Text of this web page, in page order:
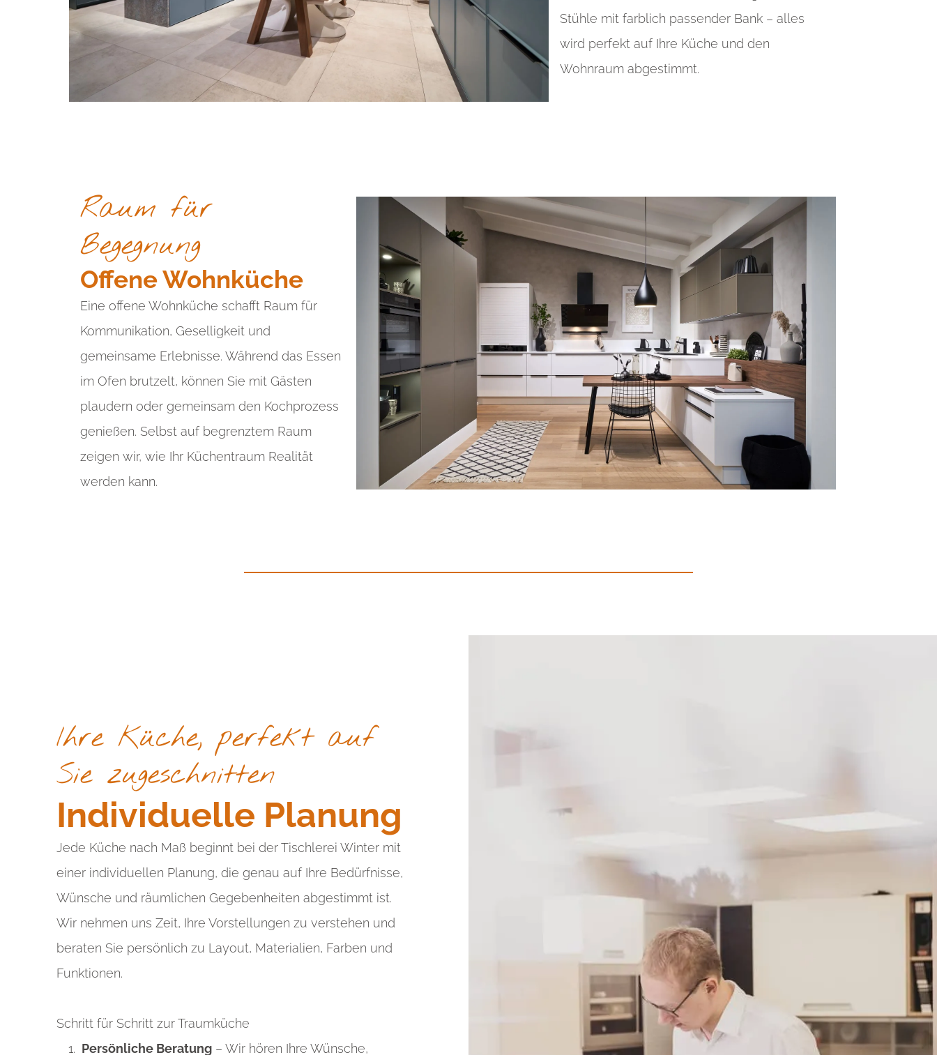
Stühle mit farblich passender Bank – alles
wird perfekt auf Ihre Küche und den
Wohnraum abgestimmt.
Raum für
Begegnung
Offene Wohnküche
Eine offene Wohnküche schafft Raum für
Kommunikation, Geselligkeit und
gemeinsame Erlebnisse. Während das Essen
im Ofen brutzelt, können Sie mit Gästen
plaudern oder gemeinsam den Kochprozess
genießen. Selbst auf begrenztem Raum
zeigen wir, wie Ihr Küchentraum Realität
werden kann.
Ihre Küche, perfekt auf
Sie zugeschnitten
Individuelle Planung
Jede Küche nach Maß beginnt bei der Tischlerei Winter mit
einer individuellen Planung, die genau auf Ihre Bedürfnisse,
Wünsche und räumlichen Gegebenheiten abgestimmt ist.
Wir nehmen uns Zeit, Ihre Vorstellungen zu verstehen und
beraten Sie persönlich zu Layout, Materialien, Farben und
Funktionen.
Schritt für Schritt zur Traumküche
Persönliche Beratung – Wir hören Ihre Wünsche,
Add a link
Add a link
image or any
other element
you want